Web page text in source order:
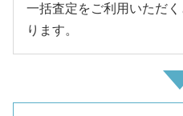
一括査定をご利用いただ
ります。